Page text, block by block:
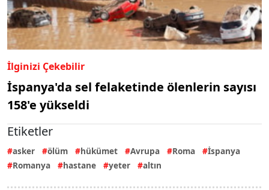
İlginizi Çekebilir
İspanya'da sel felaketinde ölenlerin sayısı
158'e yükseldi
Etiketler
asker ölüm hükümet Avrupa Roma
İspanya
Romanya
hastane yeter altın